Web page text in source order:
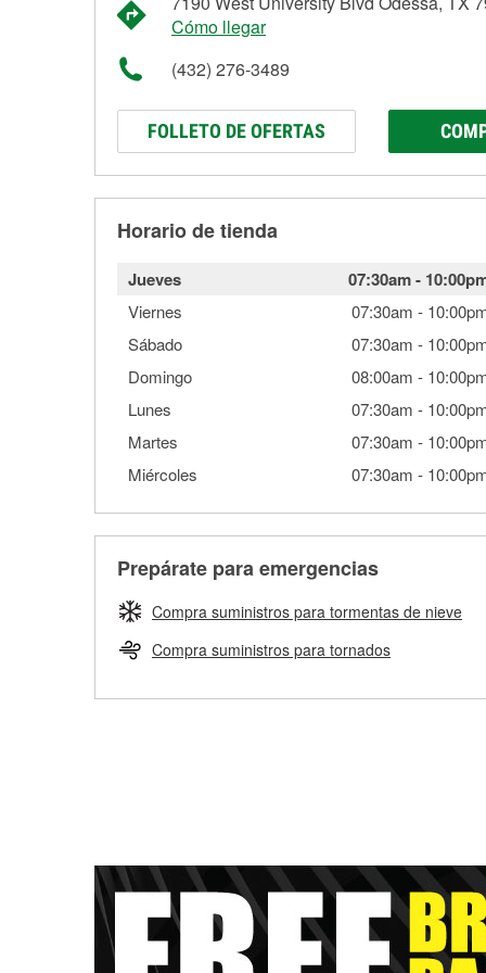
Cómo llegar
(432) 276-3489
FOLLETO DE OFERTAS
Horario de tienda
Jueves 07:30am-
Viernes 07:30am -
Sábado
07:30am -
Domingo
08:00am -
Lunes
07:30am -
Martes
07:30am -
Miércoles
07:30am -
Prepárate para emergencias
Compra suministros para tormentas de nieve
Compra suministros para tornados